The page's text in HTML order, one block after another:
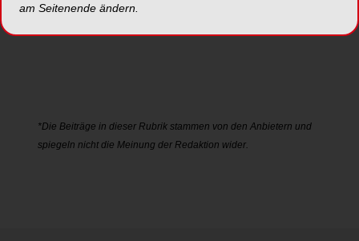
"DentalNavigator"
*Die Beiträge in dieser Rubrik stammen von den Anbietern und
spiegeln nicht die Meinung der Redaktion wider.
am Seitenende ändern.